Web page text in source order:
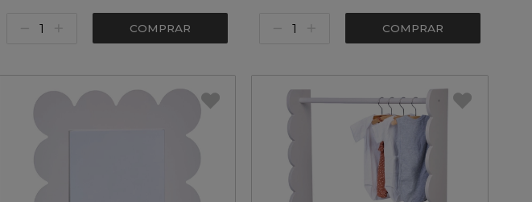
COMPRAR COMPRAR